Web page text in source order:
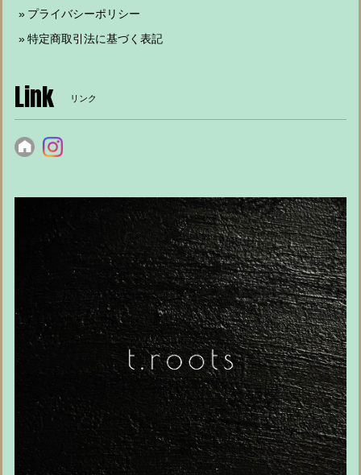
プライバシーポリシー
特定商取引法に基づく表記
Link リンク